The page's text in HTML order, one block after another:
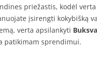
priežastis, kodėl
įsirengti kokybišką
verta apsilankyti
patikimam sprendimui.